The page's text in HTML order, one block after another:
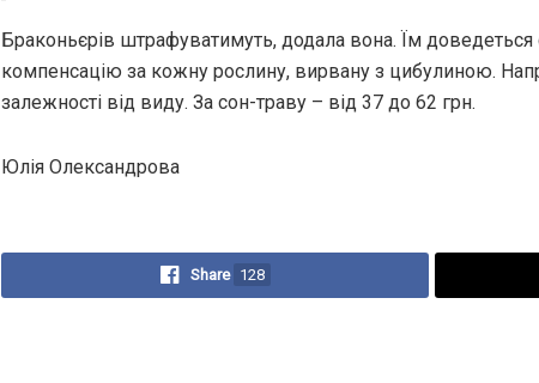
Браконьєрів штрафуватимуть, додала вона. Їм
компенсацію за кожну рослину, вирвану з цибулиною.
залежності від виду. За сон-траву – від 37 до 62 грн.
Юлія Олександрова
Share 128